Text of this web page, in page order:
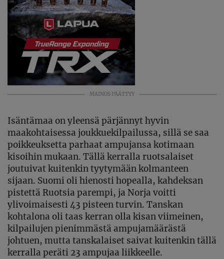
MAINOS PÄÄTTYY
Isäntämaa on yleensä pärjännyt hyvin
maakohtaisessa joukkuekilpailussa, sillä se saa
poikkeuksetta parhaat ampujansa kotimaan
kisoihin mukaan. Tällä kerralla ruotsalaiset
joutuivat kuitenkin tyytymään kolmanteen
sijaan. Suomi oli hienosti hopealla, kahdeksan
pistettä Ruotsia parempi, ja Norja voitti
ylivoimaisesti 43 pisteen turvin. Tanskan
kohtalona oli taas kerran olla kisan viimeinen,
kilpailujen pienimmästä ampujamäärästä
johtuen, mutta tanskalaiset saivat kuitenkin tällä
kerralla peräti 23 ampujaa liikkeelle.